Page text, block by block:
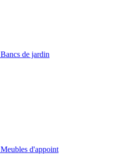
Bancs de jardin
Meubles d'appoint